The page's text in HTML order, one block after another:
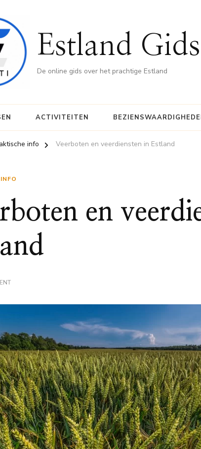
Estland Gids
De online gids over het prachtige Estland
ACTIVITEITEN
info Veerboten en veerdiensten in Estland
en
ON